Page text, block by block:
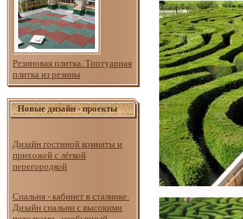
Резиновая плитка. Тротуарная
плитка из резины
Новые дизайн - проекты
Дизайн гостиной комнаты и
прихожей с лёгкой
перегородкой
Спальня - кабинет в сталинке.
Дизайн спальни с высокими